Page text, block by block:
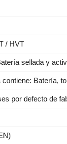
/ HVT
sellada y
contiene: Batería,
por defecto de